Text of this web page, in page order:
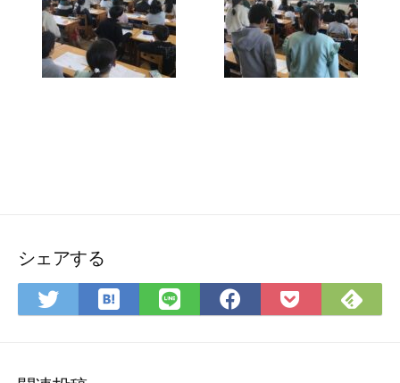
シェアする
Twitter
で
は
て
LINE
で
Facebook
で
Pocket
に
で